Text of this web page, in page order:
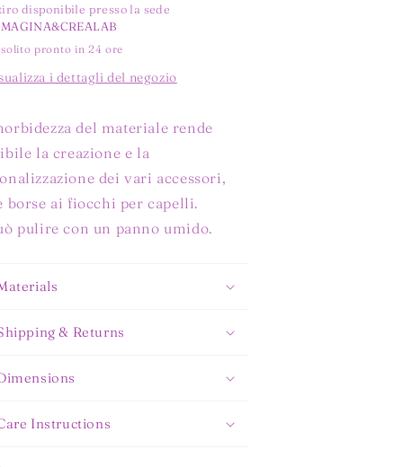
disponibile presso la sede
pronto in 24 ore
i dettagli del negozio
del materiale rende
la creazione e la
dei vari accessori,
borse ai fiocchi per capelli.
pulire con un panno umido.
& Returns
Instructions